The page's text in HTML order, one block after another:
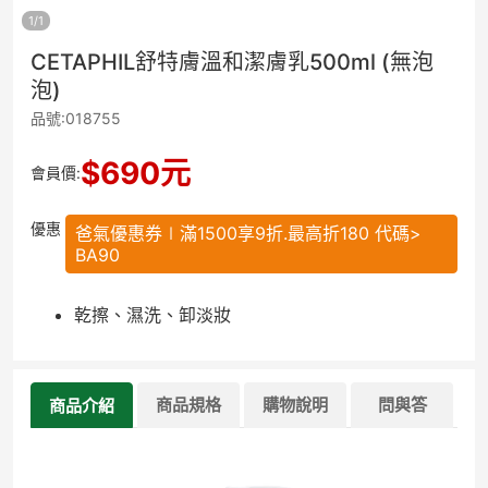
1/1
CETAPHIL舒特膚溫和潔膚乳500ml (無泡
泡)
品號:018755
會員價:$690元
優惠
爸氣優惠券∣滿1500享9折.最高折180 代碼>
BA90
乾擦、濕洗、卸淡妝
商品介紹 商品規格 購物說明 問與答